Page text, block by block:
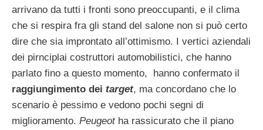
arrivano da tutti i fronti sono preoccupanti, e il clima
che si respira fra gli stand del salone non si può certo
dire che sia improntato all’ottimismo. I vertici aziendali
dei pirnciplai costruttori automobilistici, che hanno
parlato fino a questo momento, hanno confermato il
raggiungimento dei target, ma concordano che lo
scenario è pessimo e vedono pochi segni di
miglioramento. Peugeotha rassicurato che il piano